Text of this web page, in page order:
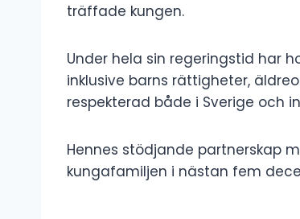
träffade kungen.
Under hela sin regeringstid har
inklusive barns rättigheter,
respekterad både i Sverige och
Hennes stödjande partnerskap
kungafamiljen i nästan fem